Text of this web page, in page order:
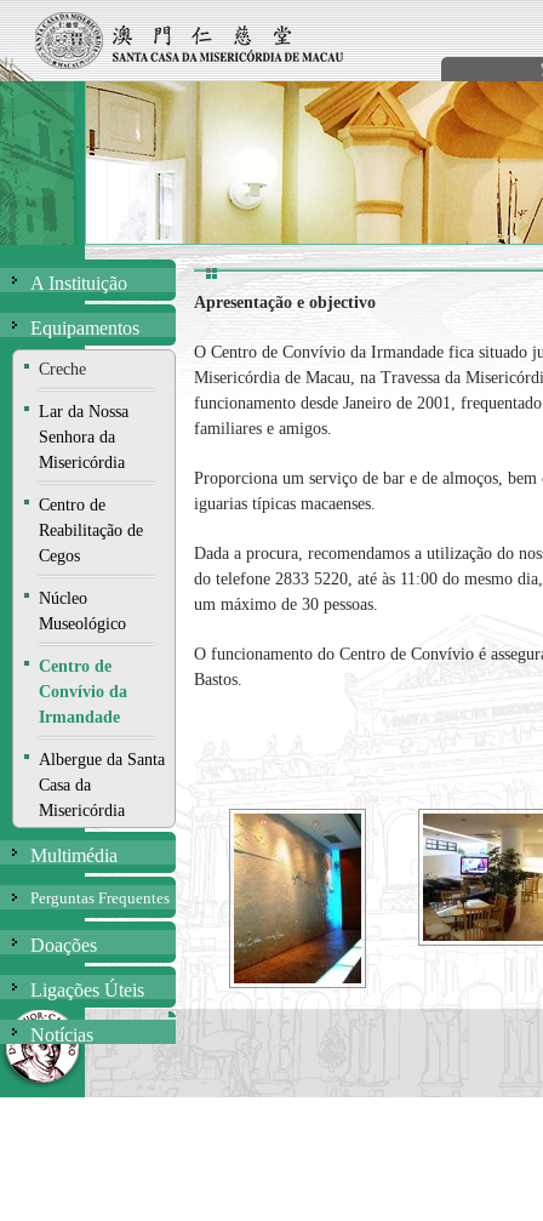
A Instituição
Equipamentos
Creche
Lar da Nossa
Senhora da
Misericórdia
Centro de
Reabilitação de
Cegos
Núcleo
Museológico
Centro de
Convívio da
Irmandade
Albergue da Santa
Casa da
Misericórdia
Multimédia
Perguntas Frequentes
Doações
Ligações Úteis
Notícias
Apresentação e objectivo
O Centro de Convívio da Irmandade fica situado
Misericórdia de Macau, na Travessa da
funcionamento desde Janeiro de 2001,
familiares e amigos.
Proporciona um serviço de bar e de almoços,
iguarias típicas macaenses.
Dada a procura, recomendamos a utilização do
do telefone 2833 5220, até às 11:00 do mesmo
um máximo de 30 pessoas.
O funcionamento do Centro de Convívio é
Bastos.